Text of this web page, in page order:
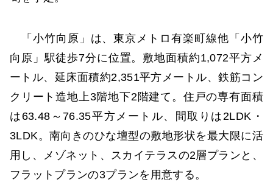
「小竹向原」は、東京メトロ有楽町線他「小竹
向原」駅徒歩7分に位置。敷地面積約1,072平方メ
ートル、延床面積約2,351平方メートル、鉄筋コン
クリート造地上3階地下2階建て。住戸の専有面積
は63.48～76.35平方メートル、間取りは2LDK・
3LDK。南向きのひな壇型の敷地形状を最大限に活
用し、メゾネット、スカイテラスの2層プランと、
フラットプランの3プランを用意する。